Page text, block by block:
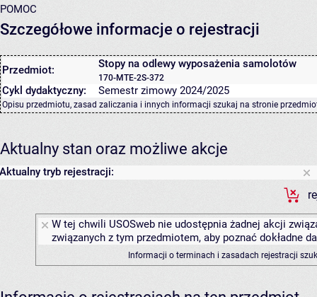
POMOC
Szczegółowe informacje o rejestracji
Przedmiot: Stopy na odlewy wyposażenia samolotów
170-MTE-2S-372
Cykl dydaktyczny: Semestr zimowy 2024/2025
Opisu przedmiotu, zasad zaliczania i innych informacji szukaj na stronie
Aktualny stan oraz możliwe akcje
Aktualny tryb rejestracji:
W tej chwili USOSweb nie udostępnia żadnej akcji
związanych z tym przedmiotem, aby poznać dokładne
Informacji o terminach i zasadach rejestracji